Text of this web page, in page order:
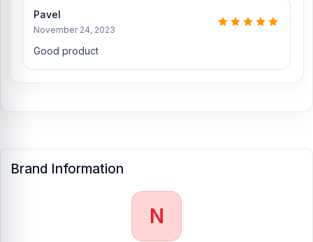
Pavel
November 24, 2023
Good product
Brand Information
N